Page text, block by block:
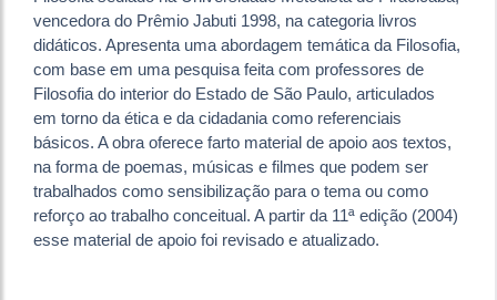
vencedora do Prêmio Jabuti 1998, na categoria livros
didáticos. Apresenta uma abordagem temática da Filosofia,
com base em uma pesquisa feita com professores de
Filosofia do interior do Estado de São Paulo, articulados
em torno da ética e da cidadania como referenciais
básicos. A obra oferece farto material de apoio aos textos,
na forma de poemas, músicas e filmes que podem ser
trabalhados como sensibilização para o tema ou como
reforço ao trabalho conceitual. A partir da 11ª edição (2004)
esse material de apoio foi revisado e atualizado.